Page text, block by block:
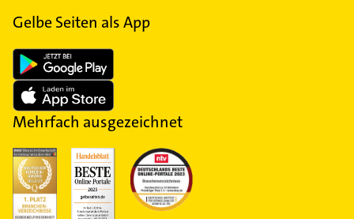
Gelbe Seiten als App
Mehrfach ausgezeichnet